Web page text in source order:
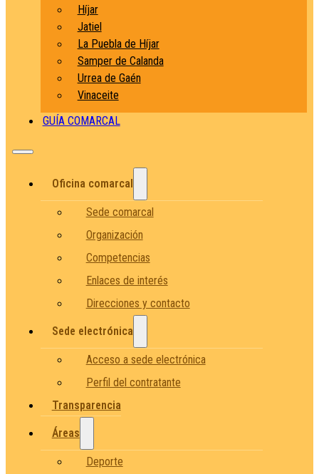
Híjar
Jatiel
La Puebla de Híjar
Samper de Calanda
Urrea de Gaén
Vinaceite
GUÍA COMARCAL
Oficina comarcal
Sede comarcal
Organización
Competencias
Enlaces de interés
Direcciones y contacto
Sede electrónica
Acceso a sede electrónica
Perfil del contratante
Transparencia
Áreas
Deporte